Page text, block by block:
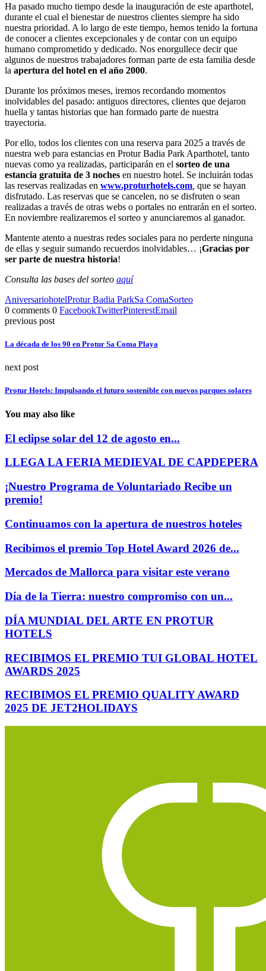
Ha pasado mucho tiempo desde la inauguración de este aparthotel,
durante el cual el bienestar de nuestros clientes siempre ha sido
nuestra prioridad. A lo largo de este tiempo, hemos tenido la fortuna
de conocer a clientes excepcionales y de contar con un equipo
humano comprometido y dedicado. Nos enorgullece decir que
algunos de nuestros trabajadores forman parte de esta familia desde
la apertura del hotel en el año 2000.
Durante los próximos meses, iremos recordando momentos
inolvidables del pasado: antiguos directores, clientes que dejaron
huella y tantas historias que han formado parte de nuestra
trayectoria.
Por ello, todos los clientes con una reserva para 2025 a través de
nuestra web para estancias en Protur Badia Park Aparthotel, tanto
nuevas como ya realizadas, participarán en el sorteo de una
estancia gratuita de 3 noches en nuestro hotel. Se incluirán todas
las reservas realizadas en www.proturhotels.com que se hayan
disfrutado. Las reservas que se cancelen, no se disfruten o sean
realizadas a través de otras webs o portales no entrarán en el sorteo.
En noviembre realizaremos el sorteo y anunciaremos al ganador.
Mantente atento a nuestras redes sociales para no perderte ninguna
de ellas y seguir sumando recuerdos inolvidables… ¡Gracias por
ser parte de nuestra historia!
Consulta las bases del sorteo aquí
AniversariohotelProtur Badia ParkSa ComaSorteo
0 comments 0 FacebookTwitterPinterestEmail
previous post
La década de los 90 en Protur Sa Coma Playa
next post
Protur Hotels: Impulsando el futuro sostenible con nuevos parques solares
You may also like
El eclipse solar del 12 de agosto en...
LLEGA LA FERIA MEDIEVAL DE CAPDEPERA
¡Nuestro Programa de Voluntariado Recibe un
premio!
Continuamos con la apertura de nuestros hoteles
Recibimos el premio Top Hotel Award 2026 de...
Mercados de Mallorca para visitar este verano
Día de la Tierra: nuestro compromiso con un...
DÍA MUNDIAL DEL ARTE EN PROTUR
HOTELS
RECIBIMOS EL PREMIO TUI GLOBAL HOTEL
AWARDS 2025
RECIBIMOS EL PREMIO QUALITY AWARD
2025 DE JET2HOLIDAYS